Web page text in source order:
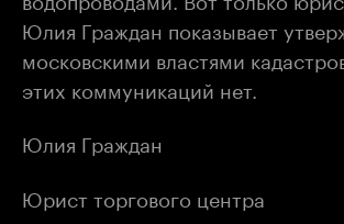
Юлия Граждан показывает
московскими властями
этих коммуникаций нет.
Юлия Граждан
Юрист торгового центра